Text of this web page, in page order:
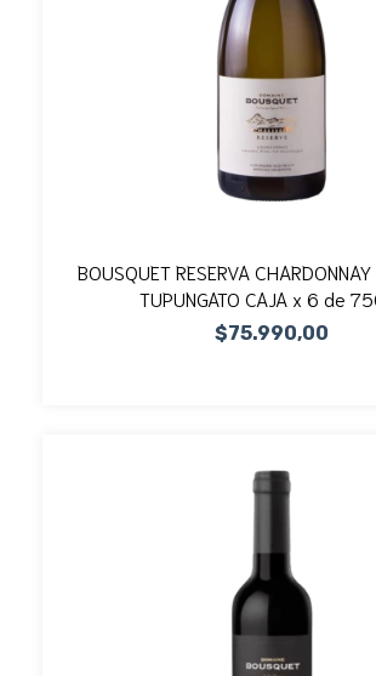
BOUSQUET RESERVA
TUPUNGATO CAJA x 6 de
$75.990,00